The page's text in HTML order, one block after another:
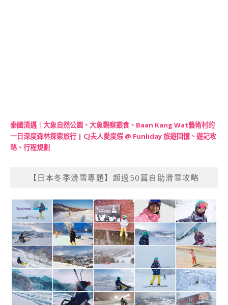
泰國清邁｜大象自然公園、大象觀察餵食、Baan Kang Wat藝術村的
一日深度森林探索旅行 | CJ夫人愛度假 @ Funliday 旅遊回憶、遊記攻
略、行程規劃
【日本冬季滑雪專題】超過50篇自助滑雪攻略